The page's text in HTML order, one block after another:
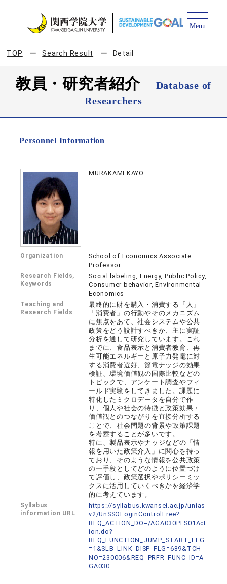
TOP Search Result Detail
教員・研究者紹介
Database of
Researchers
Personnel Information
MURAKAMI KAYO
Organization
School of Economics Associate
Professor
Research Fields,
Keywords
Social labeling, Energy, Public Policy,
Consumer behavior, Environmental
Economics
Teaching and
Research Fields
最終的に財を購入・消費する「人」
「消費者」の行動やそのメカニズム
に焦点をあて、社会システムや公共
政策をどう設計すべきか、主に実証
分析を通して研究しています。これ
までに、食品表示と消費者教育、再
生可能エネルギーと原子力発電に対
する消費者選好、節電ナッジの効果
検証、環境価値観の国際比較などの
トピックで、アンケート調査やフィ
ールド実験をしてきました。課題に
特化したミクロデータを自分で作
り、個人や社会の特徴と政策効果・
価値観とのつながりを直接分析する
ことで、社会問題の背景や政策課題
を考察することが多いです。
特に、製品表示やナッジなどの「情
報を用いた政策介入」に関心を持っ
ており、そのような情報を公共政策
の一手段としてどのように位置づけ
て評価し、政策選択やポリシーミッ
クスに活用していくべきかを経済学
的に考えています。
Syllabus
information URL
https://syllabus.kwansei.ac.jp/unias
v2/UnSSOLoginControlFree?
REQ_ACTION_DO=/AGA030PLS01Act
ion.do?
REQ_FUNCTION_JUMP_START_FLG
=1&SLB_LINK_DISP_FLG=689&TCH_
NO=230006&REQ_PRFR_FUNC_ID=A
GA030